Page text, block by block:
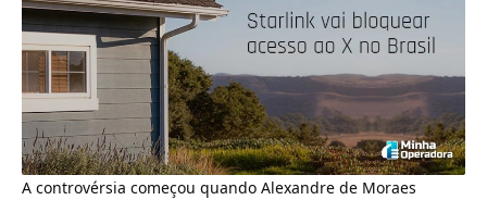
A controvérsia começou quando Alexandre de Moraes